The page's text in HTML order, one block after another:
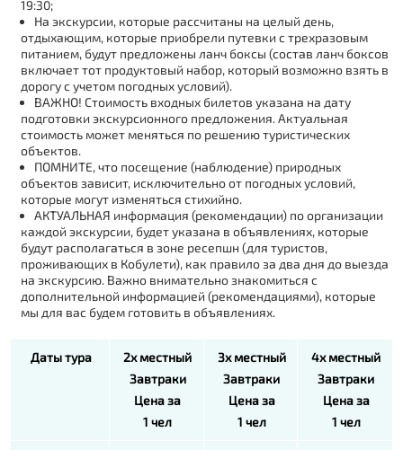
19:30;
На экскурсии, которые рассчитаны на целый день,
отдыхающим, которые приобрели путевки с трехразовым
питанием, будут предложены ланч боксы (состав ланч боксов
включает тот продуктовый набор, который возможно взять в
дорогу с учетом погодных условий).
ВАЖНО! Стоимость входных билетов указана на дату
подготовки экскурсионного предложения. Актуальная
стоимость может меняться по решению туристических
объектов.
ПОМНИТЕ, что посещение (наблюдение) природных
объектов зависит, исключительно от погодных условий,
которые могут изменяться стихийно.
АКТУАЛЬНАЯ информация (рекомендации) по организации
каждой экскурсии, будет указана в объявлениях, которые
будут располагаться в зоне ресепшн (для туристов,
проживающих в Кобулети), как правило за два дня до выезда
на экскурсию. Важно внимательно знакомиться с
дополнительной информацией (рекомендациями), которые
мы для вас будем готовить в объявлениях.
Даты тура
2х местный
Завтраки
Цена за
1 чел
3х местный
Завтраки
Цена за
1 чел
4х местный
Завтраки
Цена за
1 чел